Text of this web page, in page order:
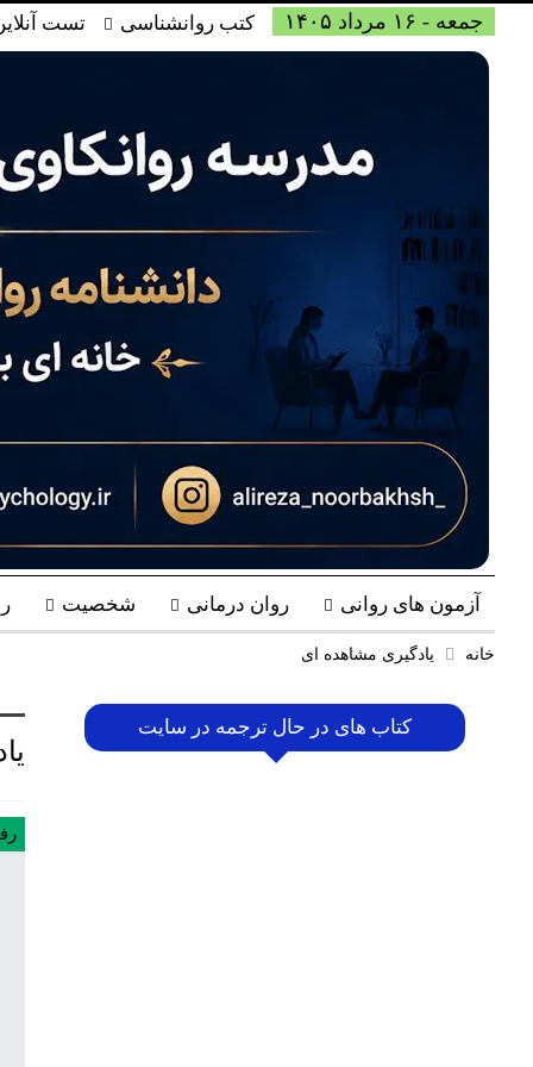
جمعه - ۱۶ مرداد ۱۴۰۵ کتب روانشناسی تست
آزمون های روانی روان درمانی شخصیت
خانه یادگیری مشاهده ای
کتاب های در حال ترجمه در سایت